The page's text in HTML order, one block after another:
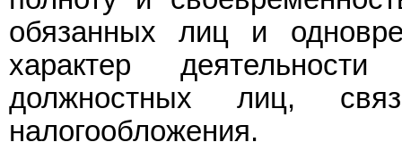
обязанных лиц и
характер
должностных лиц,
налогообложения.